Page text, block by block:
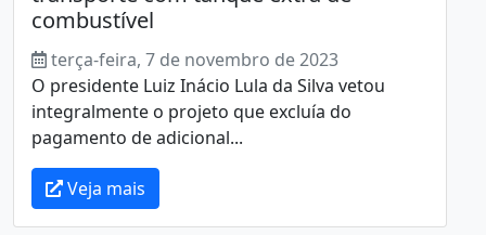
combustível
terça-feira, 7 de novembro de 2023
O presidente Luiz Inácio Lula da Silva vetou
integralmente o projeto que excluía do
pagamento de adicional...
Veja mais